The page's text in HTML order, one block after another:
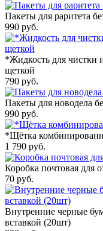
Пакеты для раритета
990 руб.
*Жидкость для чистки
щеткой
790 руб.
Пакеты для новодела
990 руб.
*Щётка
1 790 руб.
Коробка почтовая для
70 руб.
Внутренние черные
вставкой (20шт)